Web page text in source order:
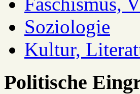
Soziologie
Kultur,
Politische